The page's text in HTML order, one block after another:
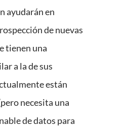
ayudarán en
de nuevas
tienen una
a la de sus
están
necesita una
de datos para